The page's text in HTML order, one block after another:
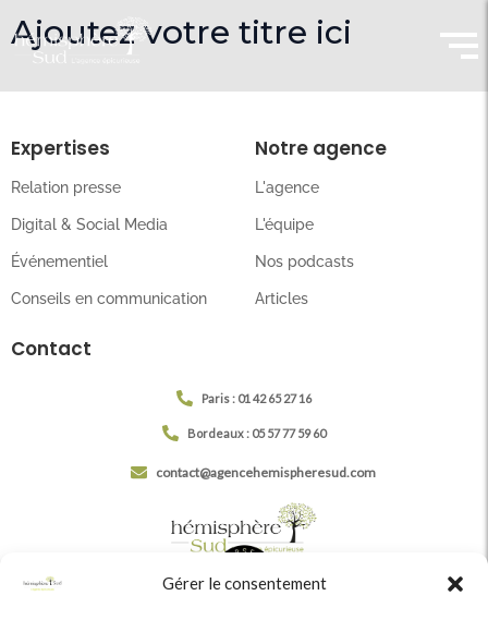
Gérer le consentement
Ajoutez votre titre ici
Expertises
Relation presse
Digital & Social Media
Événementiel
Conseils en communication
Notre agence
L'agence
L'équipe
Nos podcasts
Articles
Contact
Paris : 01 42 65 27 16
Bordeaux : 05 57 77 59 60
contact@agencehemispheresud.com